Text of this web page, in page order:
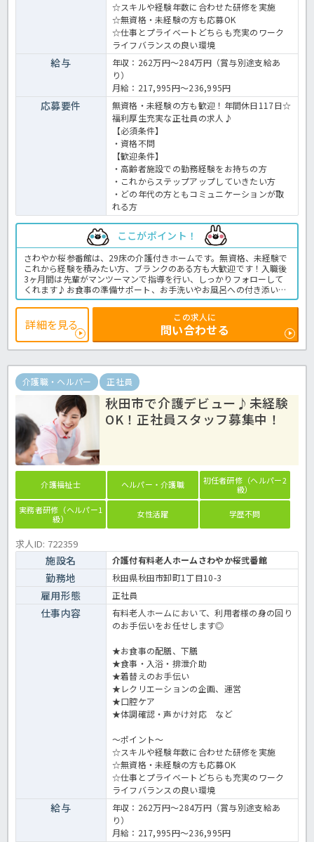
☆スキルや経験年数に合わせた研修を実施
☆無資格・未経験の方も応募OK
☆仕事とプライベートどちらも充実のワーク
ライフバランスの良い環境
給与
年収：262万円～284万円（賞与別途支給あ
り）
月給：217,995円～236,995円
応募要件
無資格・未経験の方も歓迎！年間休日117日☆
福利厚生充実な正社員の求人♪
【必須条件】
・資格不問
【歓迎条件】
・高齢者施設での勤務経験をお持ちの方
・これからステップアップしていきたい方
・どの年代の方ともコミュニケーションが取
れる方
ここがポイント！
さわやか桜参番館は、29床の介護付きホームです。無資格、未経験で
これから経験を積みたい方、ブランクのある方も大歓迎です！入職後
3ヶ月間は先輩がマンツーマンで指導を行い、しっかりフォローして
くれます♪お食事の準備サポート、お手洗いやお風呂への付き添いな
ど日常生活のサポート、様々なレクリエーションや活動を通じて、利
用者様が楽しく生活するサポートするお仕事です。年間休日117日と
プライベートとの両立もバッチリで、資格取得支援や手当、キャリア
アップ制度も充実♪気になる方はお気軽に「ほっ介護」までお問い合
わせください！有料老人ホームでの介護業務全般です。
＜介護職 正職員 有料老人ホームの求人＞
詳細を見る
この求人に
問い合わせる
介護職・ヘルパー 正社員
秋田市で介護デビュー♪未経験
OK！正社員スタッフ募集中！
介護福祉士 ヘルパー・介護職
初任者研修（ヘルパー2
級）
実務者研修（ヘルパー1
級）
女性活躍 学歴不問
求人ID: 722359
施設名 介護付有料老人ホームさわやか桜弐番館
勤務地 秋田県秋田市卸町1丁目10-3
雇用形態 正社員
仕事内容
有料老人ホームにおいて、利用者様の身の回り
のお手伝いをお任せします◎
★お食事の配膳、下膳
★食事・入浴・排泄介助
★着替えのお手伝い
★レクリエーションの企画、運営
★口腔ケア
★体調確認・声かけ対応 など
～ポイント～
☆スキルや経験年数に合わせた研修を実施
☆無資格・未経験の方も応募OK
☆仕事とプライベートどちらも充実のワーク
ライフバランスの良い環境
給与
年収：262万円～284万円（賞与別途支給あ
り）
月給：217,995円～236,995円